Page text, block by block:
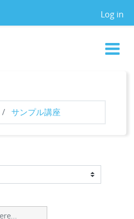
Log in
サンプル講座